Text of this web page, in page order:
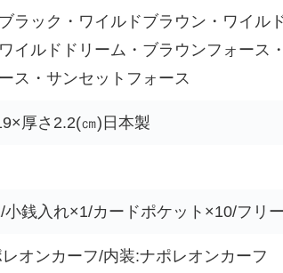
ラック・ワイルドブラウン・ワイル
イルドドリーム・ブラウンフォース
ス・サンセットフォース
厚さ2.2(㎝)日本製
小銭入れ×1/カードポケット×10/フリ
オンカーフ/内装:ナポレオンカーフ